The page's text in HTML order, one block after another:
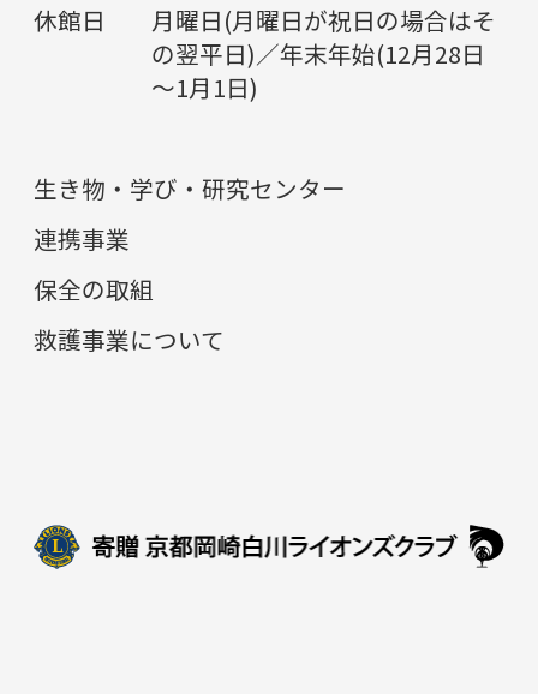
休館日
月曜日(月曜日が祝日の場合はそ
の翌平日)／年末年始(12月28日
～1月1日)
生き物・学び・研究センター
連携事業
保全の取組
救護事業について